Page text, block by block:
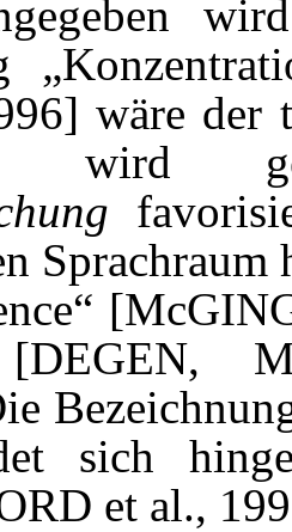
wäre der
wird
[DEGEN,
sich
et al.,